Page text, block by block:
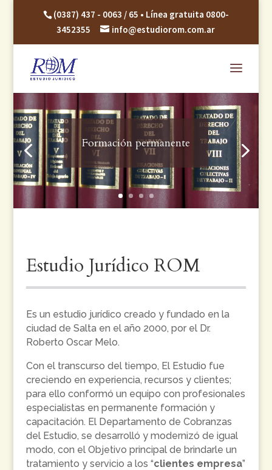
(0387) 437 - 0063 / 65 • Línea gratuita 0800-
3452355
info@estudiorom.com.ar
Formación permanente
Estudio Jurídico ROM
Es un estudio jurídico creado y fundado en la
ciudad de Salta en el año 2000, por el Dr.
Roberto Oscar Melo.
Con el transcurso del tiempo, El Estudio fue
creciendo en experiencia, recursos y clientes;
para ello conformó un equipo con profesionales
especialistas en permanente formación y
capacitación. El Departamento de Cobranzas
del Estudio, se desarrolló y modernizó de igual
modo, con el Objetivo principal de brindarle un
tratamiento y servicio a los “clientes empresa”